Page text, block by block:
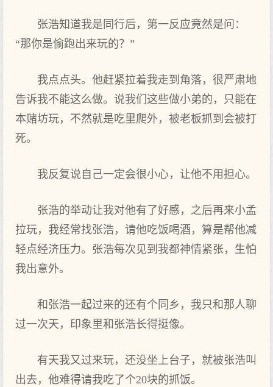
张浩知道我是同行后，第一反应竟然是问：
“那你是偷跑出来玩的？”
我点点头。他赶紧拉着我走到角落，很严肃地
告诉我不能这么做。说我们这些做小弟的，只能在
本赌坊玩，不然就是吃里爬外，被老板抓到会被打
死。
我反复说自己一定会很小心，让他不用担心。
张浩的举动让我对他有了好感，之后再来小孟
拉玩，我经常找张浩，请他吃饭喝酒，算是帮他减
轻点经济压力。张浩每次见到我都神情紧张，生怕
我出意外。
和张浩一起过来的还有个同乡，我只和那人聊
过一次天，印象里和张浩长得挺像。
有天我又过来玩，还没坐上台子，就被张浩叫
出去，他难得请我吃了个20块的抓饭。